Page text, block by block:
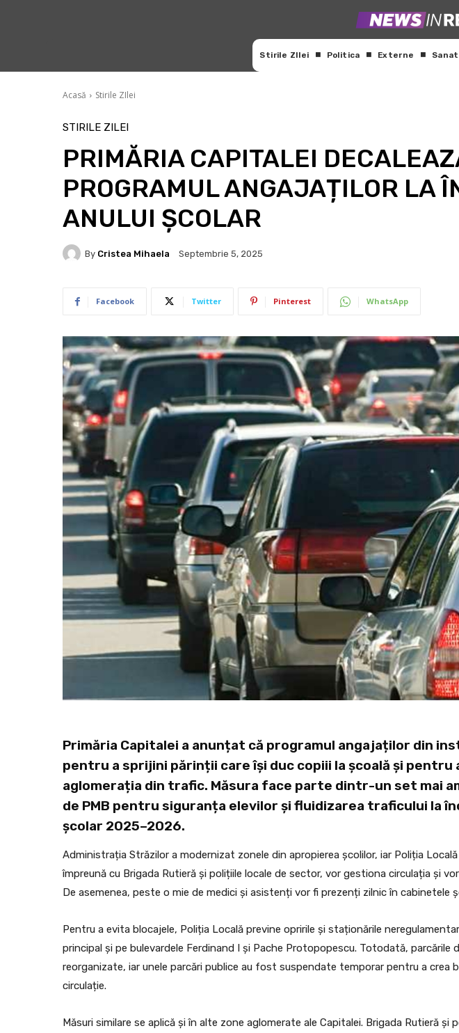
Stirile ZIlei Politica Externe
Acasă Stirile ZIlei
STIRILE ZILEI
PRIMĂRIA CAPITALEI
PROGRAMUL ANGAJAȚILOR LA
ANULUI ȘCOLAR
By Cristea Mihaela Septembrie 5, 2025
Facebook Twitter Pinterest WhatsApp
Primăria Capitalei a anunțat că programul angajaților din
pentru a sprijini părinții care își duc copiii la școală și pentru
aglomerația din trafic. Măsura face parte dintr-un set mai
de PMB pentru siguranța elevilor și fluidizarea traficului la
școlar 2025–2026.
Administrația Străzilor a modernizat zonele din apropierea școlilor, iar Poliția
împreună cu Brigada Rutieră și polițiile locale de sector, vor gestiona circulația și
De asemenea, peste o mie de medici și asistenți vor fi prezenți zilnic în cabinetele
Pentru a evita blocajele, Poliția Locală previne opririle și staționările
principal și pe bulevardele Ferdinand I și Pache Protopopescu. Totodată, parcările
reorganizate, iar unele parcări publice au fost suspendate temporar pentru a crea
circulație.
Măsuri similare se aplică și în alte zone aglomerate ale Capitalei. Brigada Rutieră și